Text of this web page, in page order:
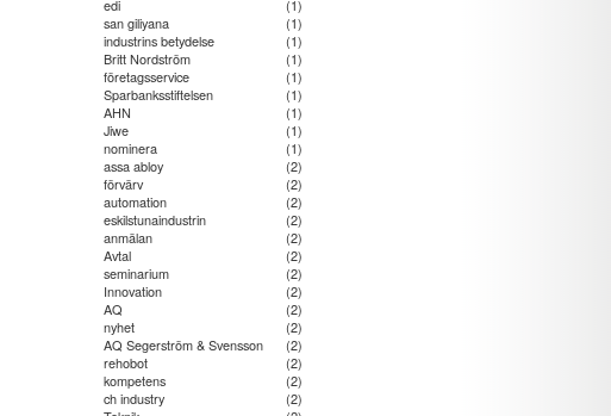
edi
(1)
san giliyana
(1)
industrins betydelse
(1)
Britt Nordström
(1)
företagsservice
(1)
Sparbanksstiftelsen
(1)
AHN
(1)
Jiwe
(1)
nominera
(1)
assa abloy
(2)
förvärv
(2)
automation
(2)
eskilstunaindustrin
(2)
anmälan
(2)
Avtal
(2)
seminarium
(2)
Innovation
(2)
AQ
(2)
nyhet
(2)
AQ Segerström & Svensson
(2)
rehobot
(2)
kompetens
(2)
ch industry
(2)